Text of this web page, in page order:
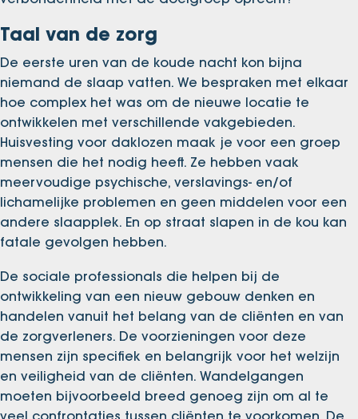
Taal van de zorg
De eerste uren van de koude nacht kon bijna
niemand de slaap vatten. We bespraken met elkaar
hoe complex het was om de nieuwe locatie te
ontwikkelen met verschillende vakgebieden.
Huisvesting voor daklozen maak je voor een groep
mensen die het nodig heeft. Ze hebben vaak
meervoudige psychische, verslavings- en/of
lichamelijke problemen en geen middelen voor een
andere slaapplek. En op straat slapen in de kou kan
fatale gevolgen hebben.
De sociale professionals die helpen bij de
ontwikkeling van een nieuw gebouw denken en
handelen vanuit het belang van de cliënten en van
de zorgverleners. De voorzieningen voor deze
mensen zijn specifiek en belangrijk voor het welzijn
en veiligheid van de cliënten. Wandelgangen
moeten bijvoorbeeld breed genoeg zijn om al te